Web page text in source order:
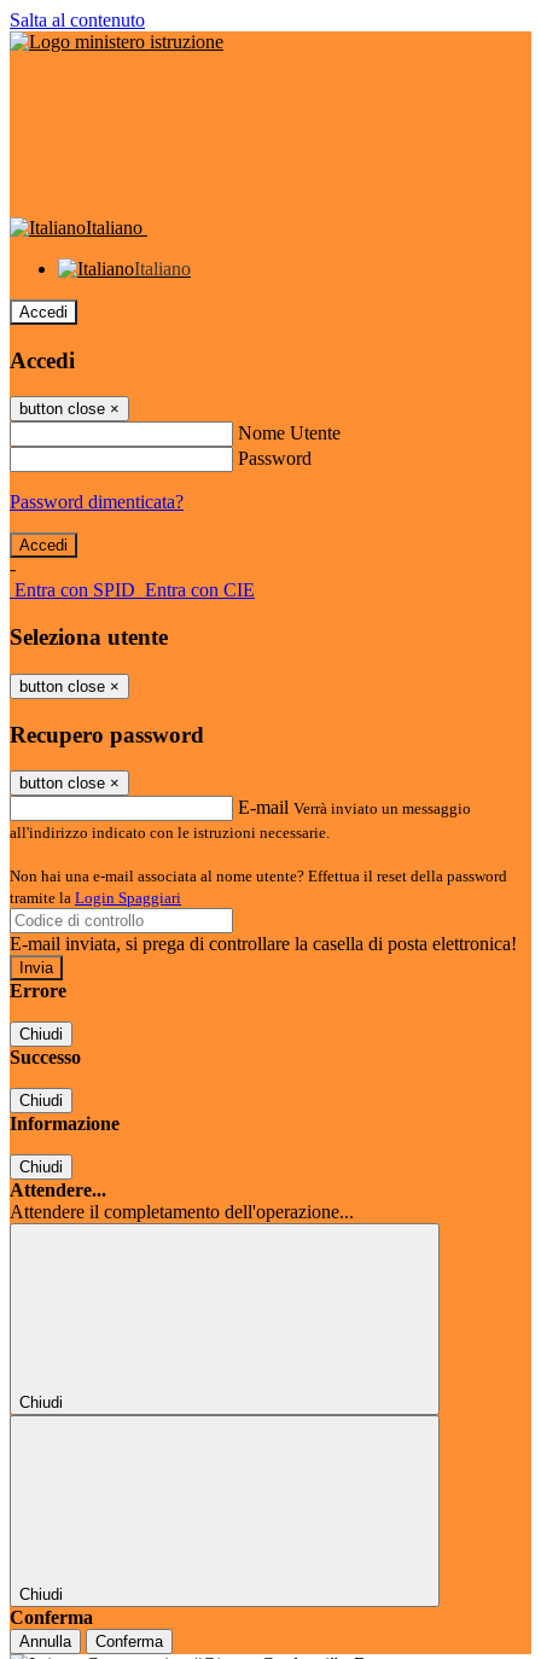
Salta al contenuto
Italiano
Italiano
Accedi
Accedi
button close ×
Nome Utente
Password
Password dimenticata?
-
Entra con SPID Entra con CIE
Seleziona utente
button close ×
Recupero password
button close ×
E-mail Verrà inviato un messaggio
all'indirizzo indicato con le istruzioni necessarie.
Non hai una e-mail associata al nome utente? Effettua il reset della password
tramite la Login Spaggiari
E-mail inviata, si prega di controllare la casella di posta elettronica!
Errore
Chiudi
Successo
Chiudi
Informazione
Chiudi
Attendere...
Attendere il completamento dell'operazione...
Chiudi
Chiudi
Conferma
Annulla Conferma